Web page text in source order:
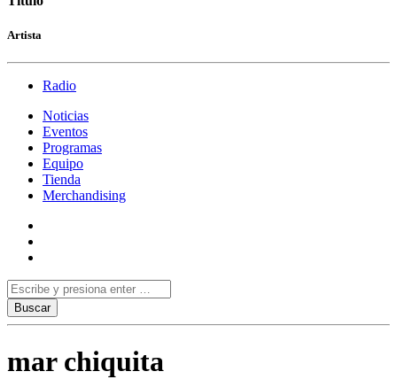
Artista
Radio
Noticias
Eventos
Programas
Equipo
Tienda
Merchandising
mar chiquita